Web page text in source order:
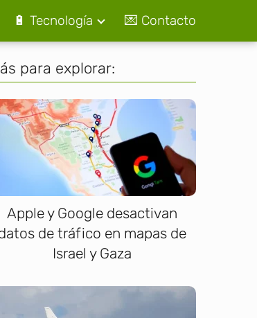
🔋 Tecnología 💌 Contacto
para explorar:
Apple y Google desactivan
de tráfico en mapas de
Israel y Gaza